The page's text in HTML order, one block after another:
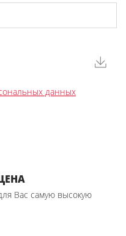
данных
Вас самую высокую